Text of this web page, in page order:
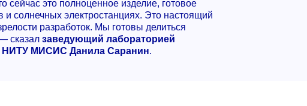
это полноценное изделие, готовое
солнечных электростанциях. Это настоящий
разработок. Мы готовы делиться
сказал заведующий лабораторией
НИТУ МИСИС Данила Саранин.